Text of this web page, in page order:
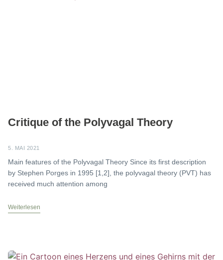
Critique of the Polyvagal Theory
5. MAI 2021
Main features of the Polyvagal Theory Since its first description
by Stephen Porges in 1995 [1,2], the polyvagal theory (PVT) has
received much attention among
Weiterlesen